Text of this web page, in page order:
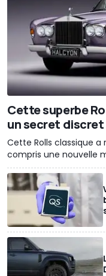
Cette superbe
un secret discret
Cette Rolls classique
compris une nouvelle